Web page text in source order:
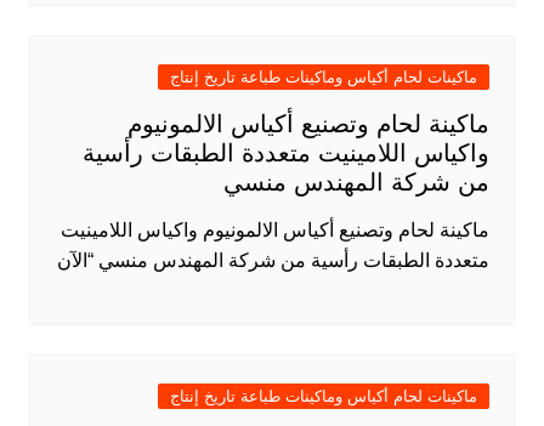
ماكينات لحام أكياس وماكينات طباعة تاريخ إنتاج
ماكينة لحام وتصنيع أكياس الالمونيوم
واكياس اللامينيت متعددة الطبقات رأسية
من شركة المهندس منسي
ماكينة لحام وتصنيع أكياس الالمونيوم واكياس اللامينيت
متعددة الطبقات رأسية من شركة المهندس منسي “الآن
ماكينات لحام أكياس وماكينات طباعة تاريخ إنتاج